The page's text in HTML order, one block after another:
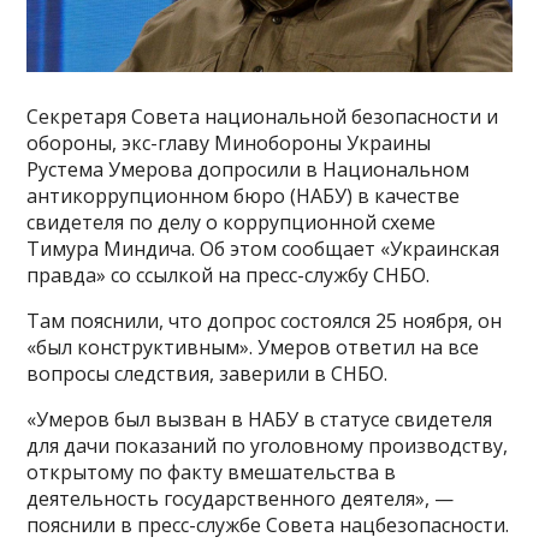
Секретаря Совета национальной безопасности и
обороны, экс-главу Минобороны Украины
Рустема Умерова допросили в Национальном
антикоррупционном бюро (НАБУ) в качестве
свидетеля по делу о коррупционной схеме
Тимура Миндича. Об этом сообщает «Украинская
правда» со ссылкой на пресс-службу СНБО.
Там пояснили, что допрос состоялся 25 ноября, он
«был конструктивным». Умеров ответил на все
вопросы следствия, заверили в СНБО.
«Умеров был вызван в НАБУ в статусе свидетеля
для дачи показаний по уголовному производству,
открытому по факту вмешательства в
деятельность государственного деятеля», —
пояснили в пресс-службе Совета нацбезопасности.